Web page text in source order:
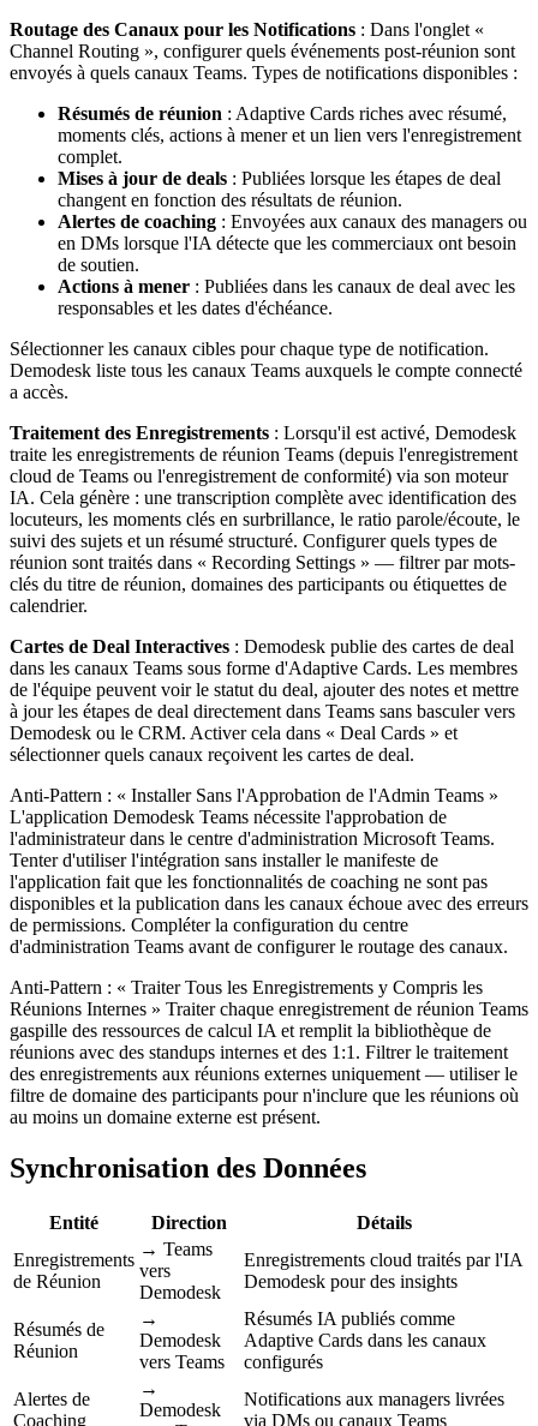
Routage des Canaux pour les Notifications : Dans l'onglet «
Channel Routing », configurer quels événements post-réunion sont
envoyés à quels canaux Teams. Types de notifications disponibles :
Résumés de réunion : Adaptive Cards riches avec résumé,
moments clés, actions à mener et un lien vers l'enregistrement
complet.
Mises à jour de deals : Publiées lorsque les étapes de deal
changent en fonction des résultats de réunion.
Alertes de coaching : Envoyées aux canaux des managers ou
en DMs lorsque l'IA détecte que les commerciaux ont besoin
de soutien.
Actions à mener : Publiées dans les canaux de deal avec les
responsables et les dates d'échéance.
Sélectionner les canaux cibles pour chaque type de notification.
Demodesk liste tous les canaux Teams auxquels le compte connecté
a accès.
Traitement des Enregistrements : Lorsqu'il est activé, Demodesk
traite les enregistrements de réunion Teams (depuis l'enregistrement
cloud de Teams ou l'enregistrement de conformité) via son moteur
IA. Cela génère : une transcription complète avec identification des
locuteurs, les moments clés en surbrillance, le ratio parole/écoute, le
suivi des sujets et un résumé structuré. Configurer quels types de
réunion sont traités dans « Recording Settings » — filtrer par mots-
clés du titre de réunion, domaines des participants ou étiquettes de
calendrier.
Cartes de Deal Interactives : Demodesk publie des cartes de deal
dans les canaux Teams sous forme d'Adaptive Cards. Les membres
de l'équipe peuvent voir le statut du deal, ajouter des notes et mettre
à jour les étapes de deal directement dans Teams sans basculer vers
Demodesk ou le CRM. Activer cela dans « Deal Cards » et
sélectionner quels canaux reçoivent les cartes de deal.
Anti-Pattern : « Installer Sans l'Approbation de l'Admin Teams »
L'application Demodesk Teams nécessite l'approbation de
l'administrateur dans le centre d'administration Microsoft Teams.
Tenter d'utiliser l'intégration sans installer le manifeste de
l'application fait que les fonctionnalités de coaching ne sont pas
disponibles et la publication dans les canaux échoue avec des erreurs
de permissions. Compléter la configuration du centre
d'administration Teams avant de configurer le routage des canaux.
Anti-Pattern : « Traiter Tous les Enregistrements y Compris les
Réunions Internes » Traiter chaque enregistrement de réunion Teams
gaspille des ressources de calcul IA et remplit la bibliothèque de
réunions avec des standups internes et des 1:1. Filtrer le traitement
des enregistrements aux réunions externes uniquement — utiliser le
filtre de domaine des participants pour n'inclure que les réunions où
au moins un domaine externe est présent.
Synchronisation des Données
Entité Direction
Détails
Enregistrements
de Réunion
→ Teams
vers
Demodesk
Enregistrements cloud traités par l'IA
Demodesk pour des insights
Résumés de
Réunion
→
Demodesk
vers Teams
Résumés IA publiés comme
Adaptive Cards dans les canaux
configurés
Alertes de
Coaching
→
Demodesk
Notifications aux managers livrées
via DMs ou canaux Teams